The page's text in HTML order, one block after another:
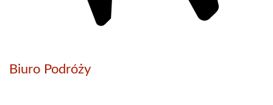
Biuro Podróży